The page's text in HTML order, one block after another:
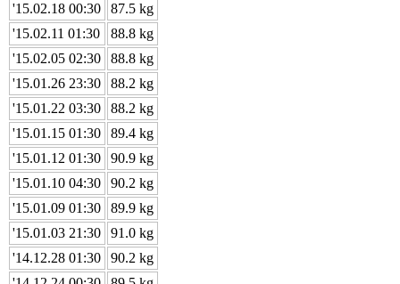
'15.02.18 00:30
87.5 kg
'15.02.11 01:30
88.8 kg
'15.02.05 02:30
88.8 kg
'15.01.26 23:30
88.2 kg
'15.01.22 03:30
88.2 kg
'15.01.15 01:30
89.4 kg
'15.01.12 01:30
90.9 kg
'15.01.10 04:30
90.2 kg
'15.01.09 01:30
89.9 kg
'15.01.03 21:30
91.0 kg
'14.12.28 01:30
90.2 kg